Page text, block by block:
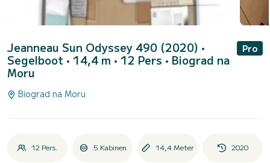
Jeanneau Sun Odyssey 490 (2020) •
Segelboot • 14,4 m • 12 Pers • Biograd na
Moru
Pro
Biograd na Moru
12 Pers. 5 Kabinen 14,4 Meter 2020